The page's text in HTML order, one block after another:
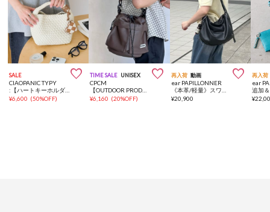
SALE 
CIAOPANIC TYPY
¥6,600 (50%OFF)
TIME SALE UNISEX 
CPCM
¥6,160 (20%OFF)
再入荷 動画 
ear PAPILLONNER
¥20,900
再入荷
ear
¥